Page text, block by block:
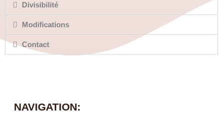
Divisibilité
Modifications
Contact
NAVIGATION: